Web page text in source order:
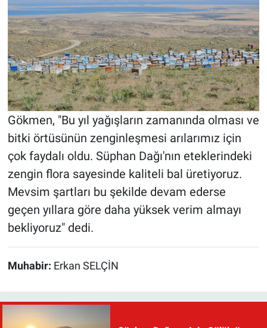
Gökmen, "Bu yıl yağışların zamanında olması ve
bitki örtüsünün zenginleşmesi arılarımız için
çok faydalı oldu. Süphan Dağı'nın eteklerindeki
zengin flora sayesinde kaliteli bal üretiyoruz.
Mevsim şartları bu şekilde devam ederse
geçen yıllara göre daha yüksek verim almayı
bekliyoruz" dedi.
Muhabir: Erkan SELÇİN